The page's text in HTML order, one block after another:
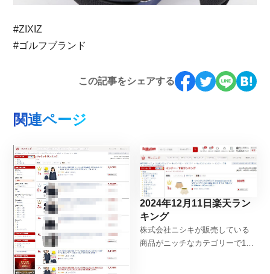
#ZIXIZ
#ゴルフブランド
この記事をシェアする
関連ページ
2024年12月11日楽天ラン
キング
株式会社ニシキが販売している
商品がニッチなカテゴリーで1位